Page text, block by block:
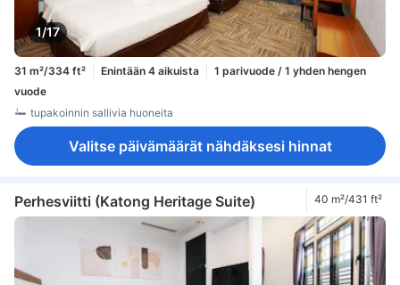
1/17
31 m²/334 ft² Enintään 4 aikuista
1 parivuode / 1 yhden hengen
vuode
tupakoinnin sallivia huoneita
Valitse päivämäärät nähdäksesi hinnat
Perhesviitti (Katong Heritage Suite) 40 m²/431 ft²